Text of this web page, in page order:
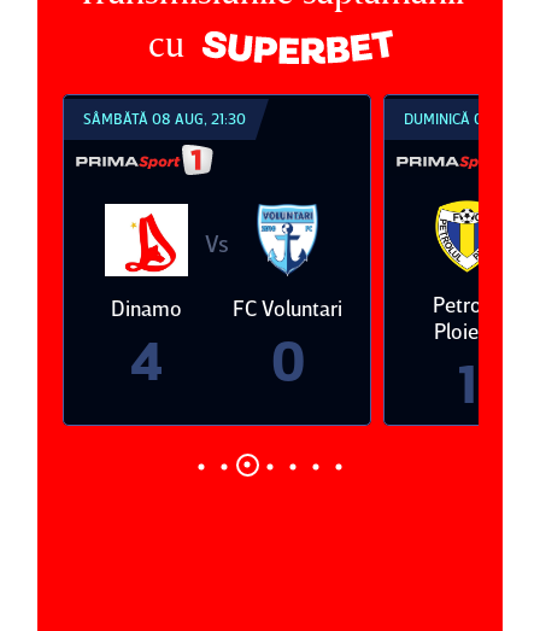
cu
SÂMBĂTĂ 08 AUG, 21:30
Dinamo
4
Vs
FC Voluntari
0
DUMINICĂ 09 AUG,
Petrolul
Ploieşti
1